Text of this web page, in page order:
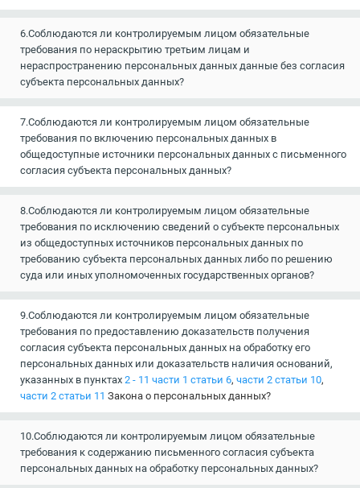
6.Соблюдаются ли контролируемым лицом обязательные
требования по нераскрытию третьим лицам и
нераспространению персональных данных данные без согласия
субъекта персональных данных?
7.Соблюдаются ли контролируемым лицом обязательные
требования по включению персональных данных в
общедоступные источники персональных данных с письменного
согласия субъекта персональных данных?
8.Соблюдаются ли контролируемым лицом обязательные
требования по исключению сведений о субъекте персональных
из общедоступных источников персональных данных по
требованию субъекта персональных данных либо по решению
суда или иных уполномоченных государственных органов?
9.Соблюдаются ли контролируемым лицом обязательные
требования по предоставлению доказательств получения
согласия субъекта персональных данных на обработку его
персональных данных или доказательств наличия оснований,
указанных в пунктах 2 - 11 части 1 статьи 6, части 2 статьи 10,
части 2 статьи 11 Закона о персональных данных?
10.Соблюдаются ли контролируемым лицом обязательные
требования к содержанию письменного согласия субъекта
персональных данных на обработку персональных данных?